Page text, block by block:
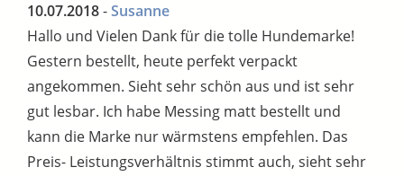
10.07.2018-Susanne
Hallo und Vielen Dank für die tolle Hundemarke!
Gestern bestellt, heute perfekt verpackt
angekommen. Sieht sehr schön aus und ist sehr
gut lesbar. Ich habe Messing matt bestellt und
kann die Marke nur wärmstens empfehlen. Das
Preis- Leistungsverhältnis stimmt auch, sieht sehr